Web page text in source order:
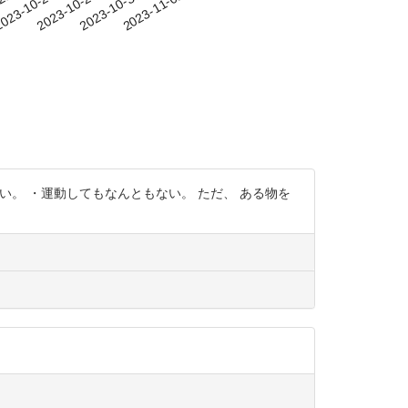
10-24
2023-10-272023-10-302023-11-02
。 ・運動してもなんともない。 ただ、 ある物を